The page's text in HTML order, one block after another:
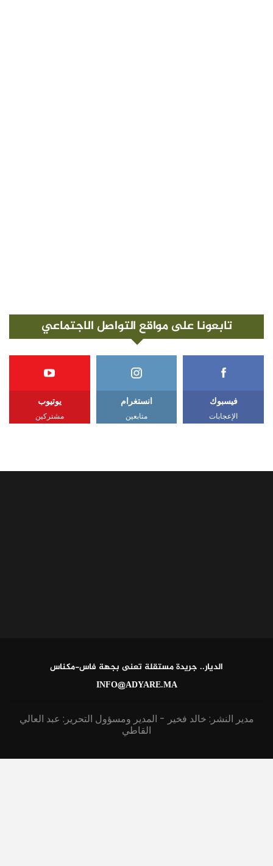
تابعونا على مواقع التواصل الاجتماعي
فيسبوك
الإعجابات
انستغرام
متابعين
يوتيوب
مشتركين
الديار.. جريدة مستقلة تعنى بجهة فاس-مكناس
INFO@ADYARE.MA
مدير النشر: خالد فخير - المدير ومسؤول التحرير: عبد العالي
القاطي